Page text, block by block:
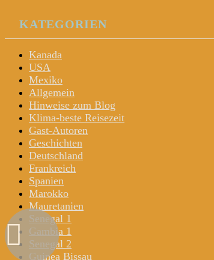
KATEGORIEN
Kanada
USA
Mexiko
Allgemein
Hinweise zum Blog
Klima-beste Reisezeit
Gast-Autoren
Geschichten
Deutschland
Frankreich
Spanien
Marokko
Mauretanien
Senegal 1
Gambia 1
Senegal 2
Guinea Bissau